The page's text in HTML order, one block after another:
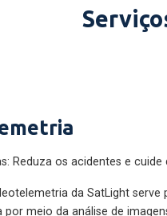
Reduza os acidentes e
da SatLight
por meio da análise de